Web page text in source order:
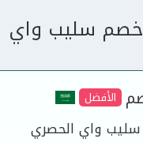
خصم سليب واي
الأفضل
واي الحصري